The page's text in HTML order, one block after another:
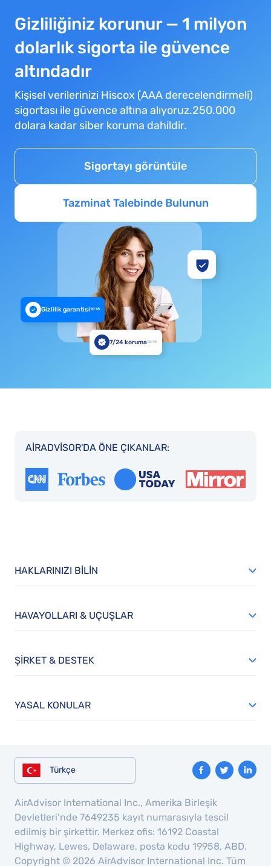
Gizliliğiniz korunur — 1 milyon
dolarlık sigorta ile güvence
altındadır
Kişisel verilerinizi Hiscox (AAA derecelendirmeli)
sigortası ile güvence altına alıyoruz.250.000
dolara kadar siber koruma dahildir.
Sigortayı görüntüle
Tazminat Talebinde Bulunun
Gizlilik garantisi10:18
7/24 koruma10:18
AIRADVISOR'DA ÖNE ÇIKANLAR:
HAKLARINIZI BILIN
HAVAYOLLARI & UÇUŞLAR
ŞIRKET & DESTEK
YASAL KONULAR
Türkçe
AirAdvisor International Inc., Amerika Birleşik
Devletleri’nde 7649235 kayıt numarasıyla tescil
edilmiş bir şirkettir. Merkez ofis: 16192 Coastal
Highway, Lewes, Delaware, posta kodu 19958, ABD.
Copyright © 2026 AirAdvisor International Inc. Tüm